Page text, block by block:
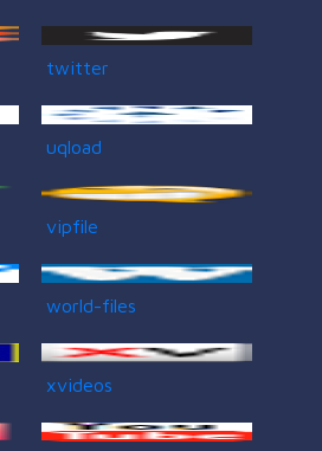
twitter
uqload
vipfile
world-files
xvideos